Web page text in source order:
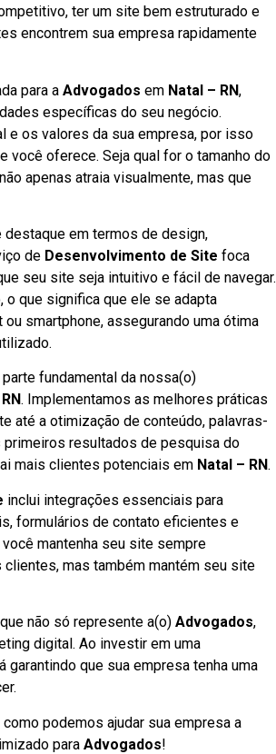
ter um site bem estruturado e
encontrem sua empresa rapidamente
para a Advogados em Natal – RN,
específicas do seu negócio.
e os valores da sua empresa, por isso
oferece. Seja qual for o tamanho do
apenas atraia visualmente, mas que
em termos de design,
de Desenvolvimento de Site foca
seu site seja intuitivo e fácil de navegar.
que significa que ele se adapta
smartphone, assegurando uma ótima
fundamental da nossa(o)
. Implementamos as melhores práticas
até a otimização de conteúdo, palavras-
primeiros resultados de pesquisa do
mais clientes potenciais em Natal – RN.
inclui integrações essenciais para
formulários de contato eficientes e
mantenha seu site sempre
mas também mantém seu site
não só represente a(o) Advogados,
digital. Ao investir em uma
garantindo que sua empresa tenha uma
podemos ajudar sua empresa a
para Advogados!